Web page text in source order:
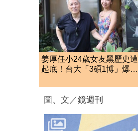
姜厚任小24歲女友黑歷史遭
起底！台大「3碩1博」爆造
圖、文／鏡週刊